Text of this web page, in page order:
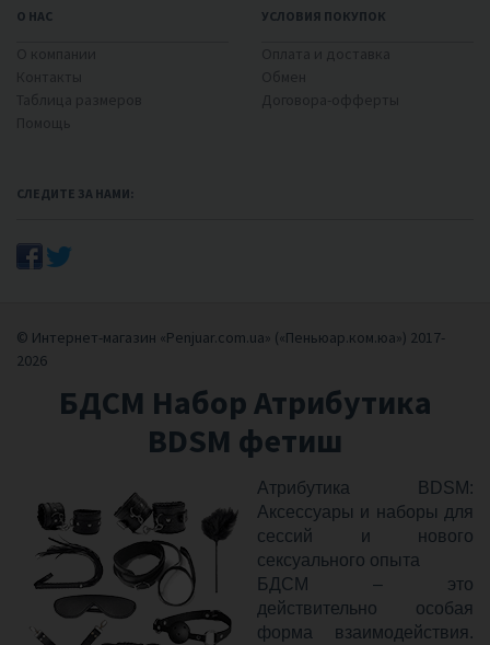
О НАС УСЛОВИЯ ПОКУПОК
СЛЕДИТЕ ЗА НАМИ:
© Интернет-магазин «Penjuar.com.ua» («Пеньюар.ком.юа») 2017-
2026
БДСМ Набор Атрибутика
BDSM фетиш
Атрибутика BDSM:
Аксессуары и наборы для
сессий и нового
сексуального опыта
БДСМ – это
действительно особая
форма взаимодействия.